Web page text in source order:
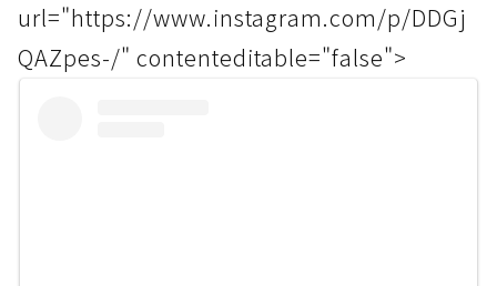
url="https://www.instagram.com/p/DDGj
QAZpes-/" contenteditable="false">